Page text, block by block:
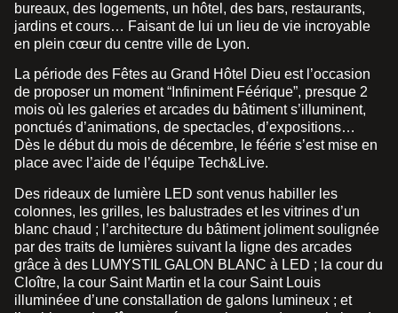
bureaux, des logements, un hôtel, des bars, restaurants,
jardins et cours… Faisant de lui un lieu de vie incroyable
en plein cœur du centre ville de Lyon.
La période des Fêtes au Grand Hôtel Dieu est l’occasion
de proposer un moment “Infiniment Féérique”, presque 2
mois où les galeries et arcades du bâtiment s’illuminent,
ponctués d’animations, de spectacles, d’expositions…
Dès le début du mois de décembre, le féérie s’est mise en
place avec l’aide de l’équipe Tech&Live.
Des rideaux de lumière LED sont venus habiller les
colonnes, les grilles, les balustrades et les vitrines d’un
blanc chaud ; l’architecture du bâtiment joliment soulignée
par des traits de lumières suivant la ligne des arcades
grâce à des LUMYSTIL GALON BLANC à LED ; la cour du
Cloître, la cour Saint Martin et la cour Saint Louis
illuminéee d’une constallation de galons lumineux ; et